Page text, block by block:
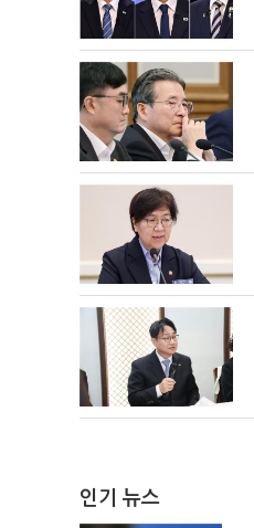
인기 뉴스